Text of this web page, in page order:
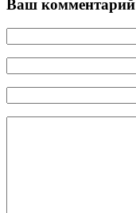
Ваш комментарий